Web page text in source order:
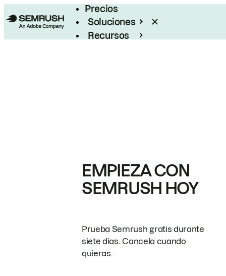
Precios
Soluciones
Recursos
EMPIEZA CON
SEMRUSH HOY
Prueba Semrush gratis durante
siete días. Cancela cuando
quieras.